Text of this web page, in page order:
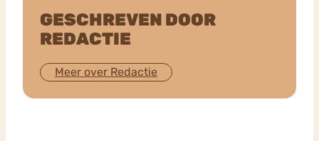
GESCHREVEN DOOR
REDACTIE
Meer over Redactie